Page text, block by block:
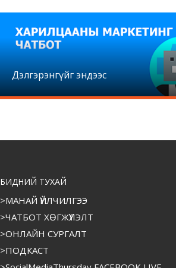
Дэлгэрэнгүйг эндээс
БИДНИЙ ТУХАЙ
>МАНАЙ ҮЙЛЧИЛГЭЭ
>ЧАТБОТ ХӨГЖҮҮЛЭЛТ
>ОНЛАЙН СУРГАЛТ
>ПОДКАСТ